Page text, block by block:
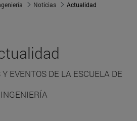
Noticias Actualidad
EVENTOS DE LA ESCUELA DE
INGENIERÍA